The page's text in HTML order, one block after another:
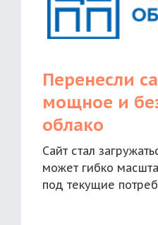
Перенесли
мощное и
облако
Сайт стал
может гибко
под текущие